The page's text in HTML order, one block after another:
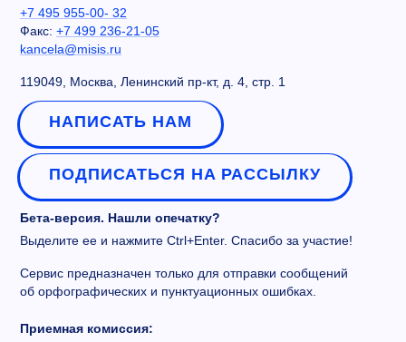
+7 495 955-00- 32
Факс: +7 499 236-21-05
kancela@misis.ru
119049, Москва, Ленинский пр-кт, д. 4, стр. 1
НАПИСАТЬ НАМ
ПОДПИСАТЬСЯ НА РАССЫЛКУ
Бета-версия. Нашли опечатку?
Выделите ее и нажмите Ctrl+Enter. Спасибо за участие!
Сервис предназначен только для отправки сообщений
об орфографических и пунктуационных ошибках.
Приемная комиссия: